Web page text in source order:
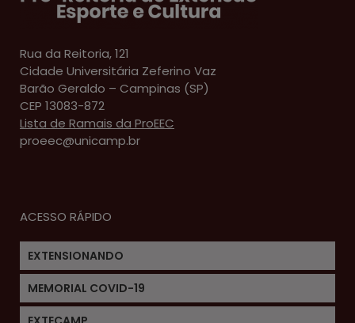
Rua da Reitoria, 121
Cidade Universitária Zeferino Vaz
Barão Geraldo – Campinas (SP)
CEP 13083-872
Lista de Ramais da ProEEC
proeec@unicamp.br
ACESSO RÁPIDO
EXTENSIONANDO
MEMORIAL COVID-19